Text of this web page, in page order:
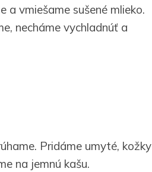
a vmiešame sušené mlieko.
necháme vychladnúť a
Pridáme umyté, kožky
na jemnú kašu.